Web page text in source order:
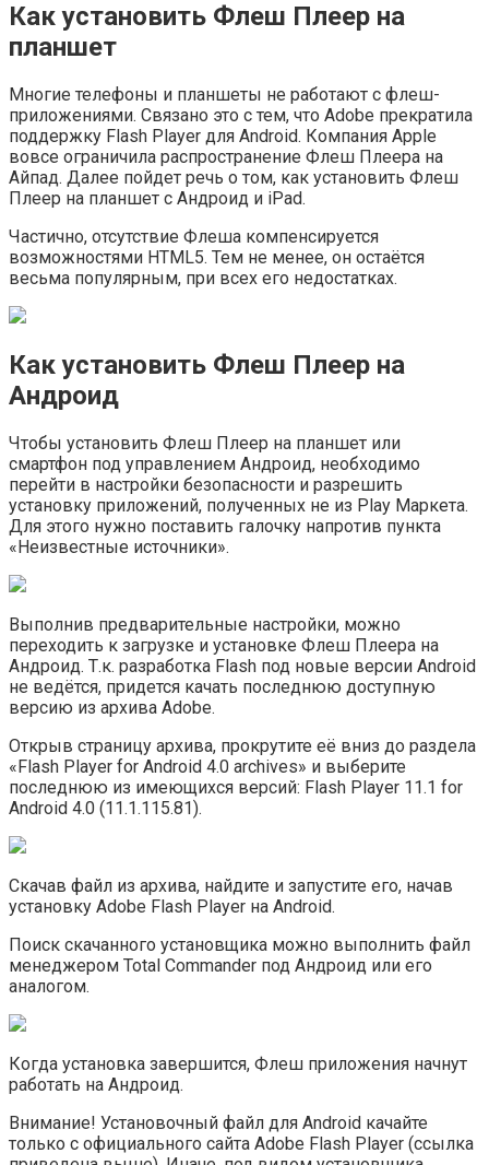
Как установить Флеш Плеер на
планшет
Многие телефоны и планшеты не работают с флеш-
приложениями. Связано это с тем, что Adobe прекратила
поддержку Flash Player для Android. Компания Apple
вовсе ограничила распространение Флеш Плеера на
Айпад. Далее пойдет речь о том, как установить Флеш
Плеер на планшет с Андроид и iPad.
Частично, отсутствие Флеша компенсируется
возможностями HTML5. Тем не менее, он остаётся
весьма популярным, при всех его недостатках.
Как установить Флеш Плеер на
Андроид
Чтобы установить Флеш Плеер на планшет или
смартфон под управлением Андроид, необходимо
перейти в настройки безопасности и разрешить
установку приложений, полученных не из Play Маркета.
Для этого нужно поставить галочку напротив пункта
«Неизвестные источники».
Выполнив предварительные настройки, можно
переходить к загрузке и установке Флеш Плеера на
Андроид. Т.к. разработка Flash под новые версии Android
не ведётся, придется качать последнюю доступную
версию из архива Adobe.
Открыв страницу архива, прокрутите её вниз до раздела
«Flash Player for Android 4.0 archives» и выберите
последнюю из имеющихся версий: Flash Player 11.1 for
Android 4.0 (11.1.115.81).
Скачав файл из архива, найдите и запустите его, начав
установку Adobe Flash Player на Android.
Поиск скачанного установщика можно выполнить файл
менеджером Total Commander под Андроид или его
аналогом.
Когда установка завершится, Флеш приложения начнут
работать на Андроид.
Внимание! Установочный файл для Android качайте
только с официального сайта Adobe Flash Player (ссылка